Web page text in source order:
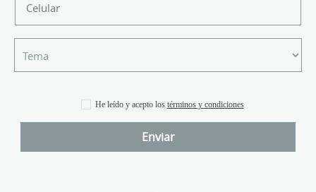
He leído y acepto los términos y condiciones